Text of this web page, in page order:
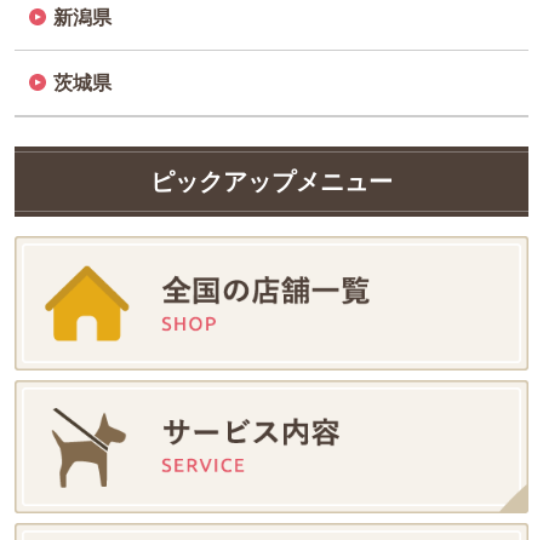
新潟県
茨城県
ピックアップメニュー